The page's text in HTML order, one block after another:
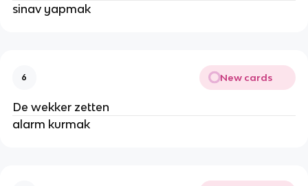
sinav yapmak
6 New cards
De wekker zetten
alarm kurmak